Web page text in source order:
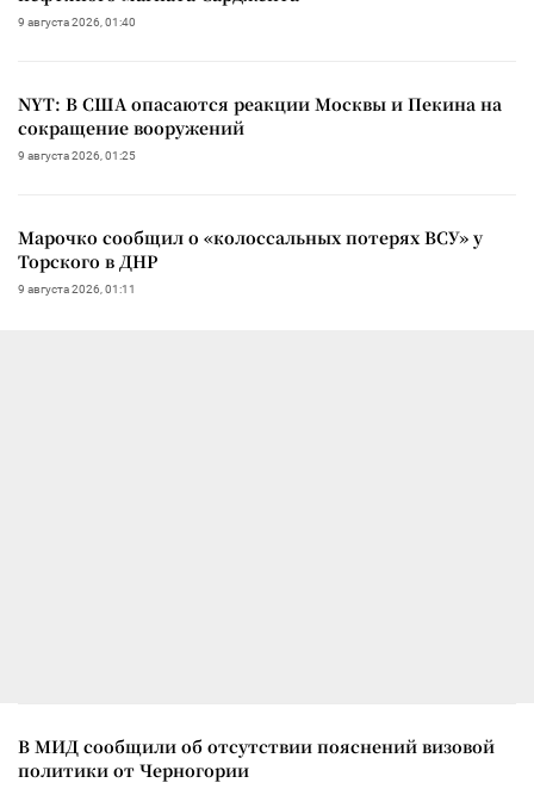
9 августа 2026, 01:40
NYT: В США опасаются реакции Москвы и Пекина на
сокращение вооружений
9 августа 2026, 01:25
Марочко сообщил о «колоссальных потерях ВСУ» у
Торского в ДНР
9 августа 2026, 01:11
В МИД сообщили об отсутствии пояснений визовой
политики от Черногории